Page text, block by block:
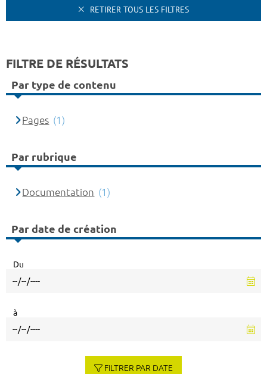
RETIRER TOUS LES FILTRES
FILTRE DE RÉSULTATS
Par type de contenu
Pages (1)
Par rubrique
Documentation (1)
Par date de création
Du
à
FILTRER PAR DATE